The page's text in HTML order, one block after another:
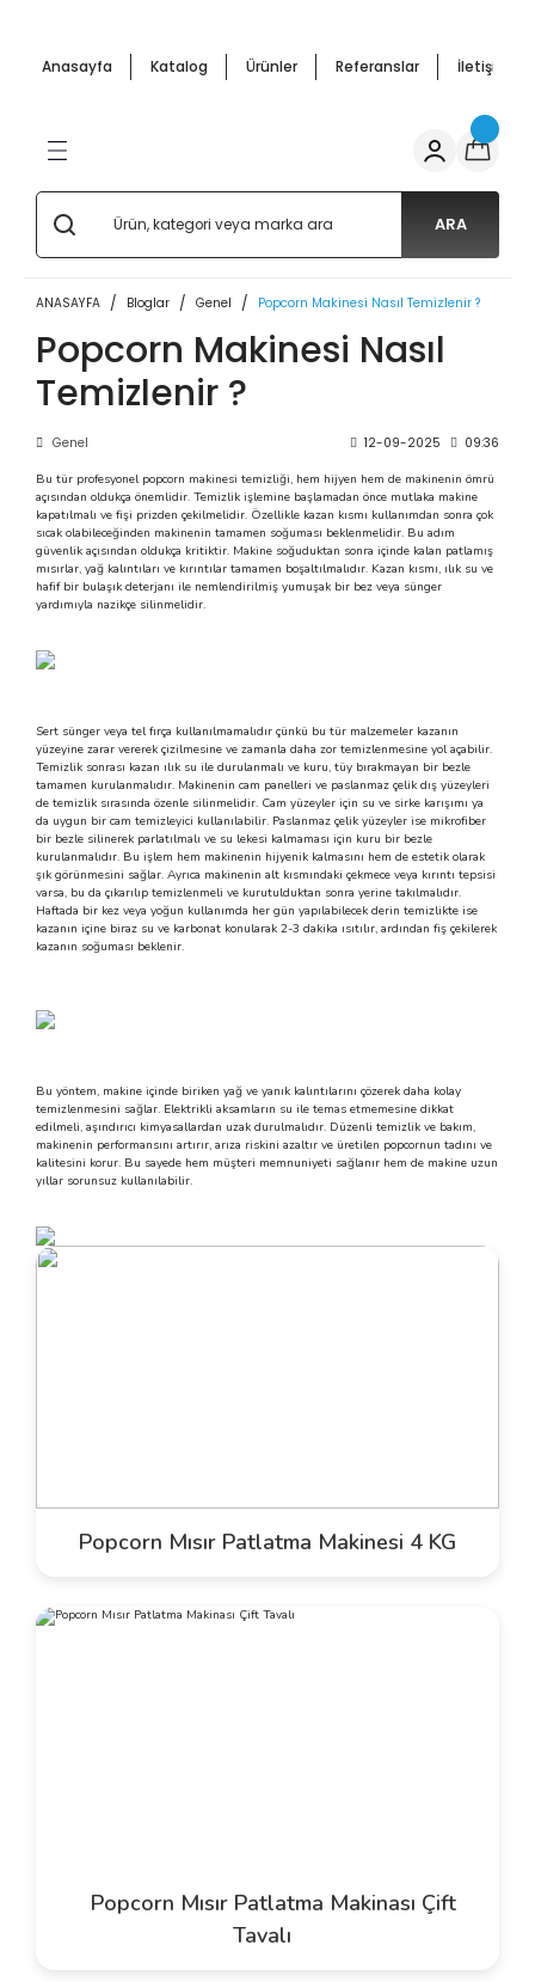
Anasayfa Katalog Ürünler Referanslar İletişim
Arabaları
Malzemeleri
Semaverleri
Mısır Haşlama Kazanları
Makinaları
Makinası
Makineleri
Arabaları
Arabaları
Patlatma) Arabaları
- Cemko Metal
Makineleri
Parça
Patlatma) Yedek Parça
Parça
ARA
ANASAYFA Bloglar Genel Popcorn Makinesi Nasıl Temizlenir ?
Popcorn Makinesi Nasıl
Temizlenir ?
Genel 12-09-2025 09:36
Bu tür profesyonel popcorn makinesi temizliği, hem hijyen hem de makinenin ömrü
açısından oldukça önemlidir. Temizlik işlemine başlamadan önce mutlaka makine
kapatılmalı ve fişi prizden çekilmelidir. Özellikle kazan kısmı kullanımdan sonra çok
sıcak olabileceğinden makinenin tamamen soğuması beklenmelidir. Bu adım
güvenlik açısından oldukça kritiktir. Makine soğuduktan sonra içinde kalan patlamış
mısırlar, yağ kalıntıları ve kırıntılar tamamen boşaltılmalıdır. Kazan kısmı, ılık su ve
hafif bir bulaşık deterjanı ile nemlendirilmiş yumuşak bir bez veya sünger
yardımıyla nazikçe silinmelidir.
Sert sünger veya tel fırça kullanılmamalıdır çünkü bu tür malzemeler kazanın
yüzeyine zarar vererek çizilmesine ve zamanla daha zor temizlenmesine yol açabilir.
Temizlik sonrası kazan ılık su ile durulanmalı ve kuru, tüy bırakmayan bir bezle
tamamen kurulanmalıdır. Makinenin cam panelleri ve paslanmaz çelik dış yüzeyleri
de temizlik sırasında özenle silinmelidir. Cam yüzeyler için su ve sirke karışımı ya
da uygun bir cam temizleyici kullanılabilir. Paslanmaz çelik yüzeyler ise mikrofiber
bir bezle silinerek parlatılmalı ve su lekesi kalmaması için kuru bir bezle
kurulanmalıdır. Bu işlem hem makinenin hijyenik kalmasını hem de estetik olarak
şık görünmesini sağlar. Ayrıca makinenin alt kısmındaki çekmece veya kırıntı tepsisi
varsa, bu da çıkarılıp temizlenmeli ve kurutulduktan sonra yerine takılmalıdır.
Haftada bir kez veya yoğun kullanımda her gün yapılabilecek derin temizlikte ise
kazanın içine biraz su ve karbonat konularak 2-3 dakika ısıtılır, ardından fiş çekilerek
kazanın soğuması beklenir.
Bu yöntem, makine içinde biriken yağ ve yanık kalıntılarını çözerek daha kolay
temizlenmesini sağlar. Elektrikli aksamların su ile temas etmemesine dikkat
edilmeli, aşındırıcı kimyasallardan uzak durulmalıdır. Düzenli temizlik ve bakım,
makinenin performansını artırır, arıza riskini azaltır ve üretilen popcornun tadını ve
kalitesini korur. Bu sayede hem müşteri memnuniyeti sağlanır hem de makine uzun
yıllar sorunsuz kullanılabilir.
Popcorn Mısır Patlatma Makinesi 4 KG
Popcorn Mısır Patlatma Makinası Çift
Tavalı